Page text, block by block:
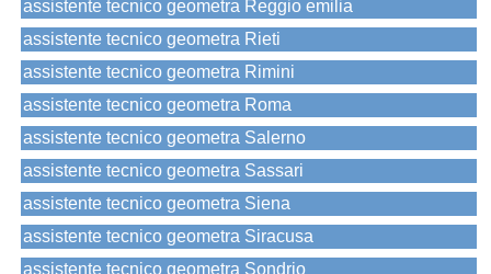
assistente tecnico geometra Reggio emilia
assistente tecnico geometra Rieti
assistente tecnico geometra Rimini
assistente tecnico geometra Roma
assistente tecnico geometra Salerno
assistente tecnico geometra Sassari
assistente tecnico geometra Siena
assistente tecnico geometra Siracusa
assistente tecnico geometra Sondrio